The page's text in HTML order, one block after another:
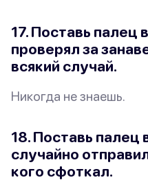
17. Поставь палец
проверял за
всякий случай.
Никогда не знаешь.
18. Поставь палец
случайно
кого сфоткал.